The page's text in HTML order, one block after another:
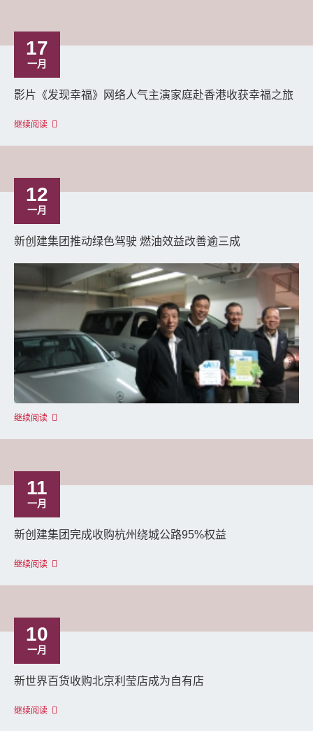
17
一月
影片《发现幸福》网络人气主演家庭赴香港收获幸福之旅
继续阅读
12
一月
新创建集团推动绿色驾驶 燃油效益改善逾三成
继续阅读
11
一月
新创建集团完成收购杭州绕城公路95%权益
继续阅读
10
一月
新世界百货收购北京利莹店成为自有店
继续阅读